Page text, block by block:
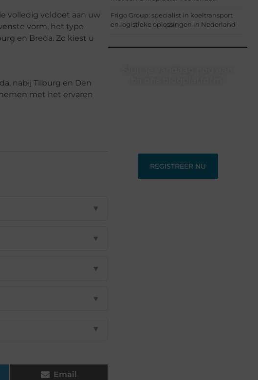
volledig voldoet aan uw
vorm, het type
en Breda. Zo kiest u
nabij Tilburg en Den
met het ervaren
▼
▼
▼
▼
▼
Email
Frigo Group: specialist in koeltransport
en logistieke oplossingen in Nederland
REGISTREER NU